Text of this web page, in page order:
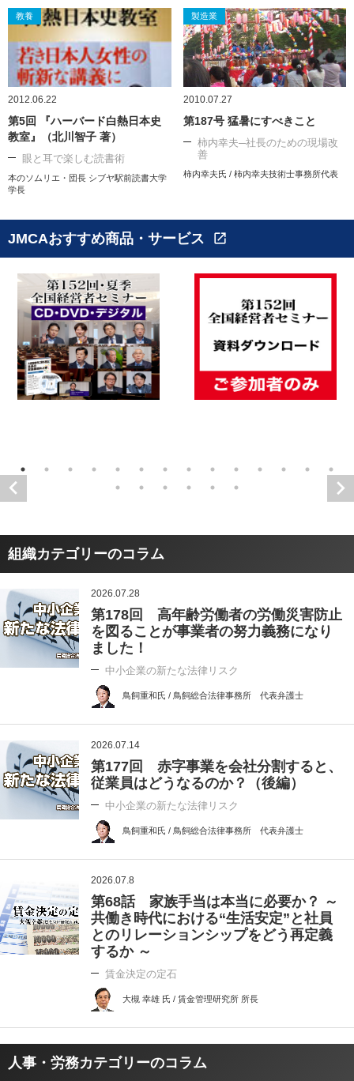
教養
2012.06.22
第5回 『ハーバード白熱日本史
教室』（北川智子 著）
眼と耳で楽しむ読書術
本のソムリエ・団長 シブヤ駅前読書大学
学長
製造業
2010.07.27
第187号 猛暑にすべきこと
柿内幸夫─社長のための現場改
善
柿内幸夫氏 / 柿内幸夫技術士事務所代表
JMCAおすすめ商品・サービス open_in_new
組織カテゴリーのコラム
2026.07.28
第178回 高年齢労働者の労働災害防止
を図ることが事業者の努力義務になり
ました！
中小企業の新たな法律リスク
鳥飼重和氏 / 鳥飼総合法律事務所 代表弁護士
2026.07.14
第177回 赤字事業を会社分割すると、
従業員はどうなるのか？（後編）
中小企業の新たな法律リスク
鳥飼重和氏 / 鳥飼総合法律事務所 代表弁護士
2026.07.8
第68話 家族手当は本当に必要か？ ～
共働き時代における“生活安定”と社員
とのリレーションシップをどう再定義
するか ～
賃金決定の定石
大槻 幸雄 氏 / 賃金管理研究所 所長
人事・労務カテゴリーのコラム